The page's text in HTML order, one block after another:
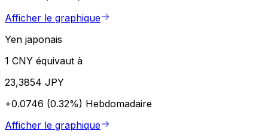
Afficher le graphique
Yen japonais
1 CNY équivaut à
23,3854 JPY
+0.0746 (0.32%) Hebdomadaire
Afficher le graphique